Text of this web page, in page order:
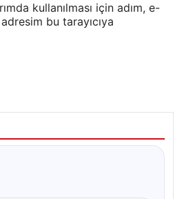
kullanılması için adım, e-
bu tarayıcıya